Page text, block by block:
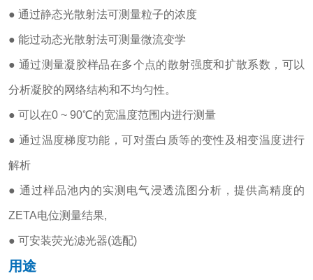
● 通过静态光散射法可测量粒子的浓度
● 能过动态光散射法可测量微流变学
● 通过测量凝胶样品在多个点的散射强度和扩散系数，可以
分析凝胶的网络结构和不均匀性。
● 可以在0 ~ 90℃的宽温度范围内进行测量
● 通过温度梯度功能，可对蛋白质等的变性及相变温度进行
解析
● 通过样品池内的实测电气浸透流图分析，提供高精度的
ZETA电位测量结果,
● 可安装荧光滤光器(选配)
用途